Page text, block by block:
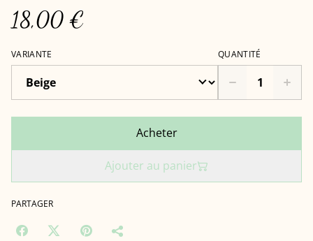
18,00 €
VARIANTE QUANTITÉ
Acheter
Ajouter au panier
PARTAGER